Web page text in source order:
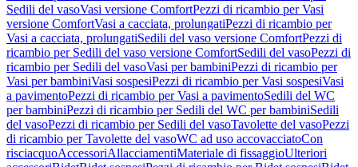
Sedili del vasoVasi versione ComfortPezzi di ricambio per Vasi
versione ComfortVasi a cacciata, prolungatiPezzi di ricambio per
Vasi a cacciata, prolungatiSedili del vaso versione ComfortPezzi di
ricambio per Sedili del vaso versione ComfortSedili del vasoPezzi di
ricambio per Sedili del vasoVasi per bambiniPezzi di ricambio per
Vasi per bambiniVasi sospesiPezzi di ricambio per Vasi sospesiVasi
a pavimentoPezzi di ricambio per Vasi a pavimentoSedili del WC
per bambiniPezzi di ricambio per Sedili del WC per bambiniSedili
del vasoPezzi di ricambio per Sedili del vasoTavolette del vasoPezzi
di ricambio per Tavolette del vasoWC ad uso accovacciatoCon
risciacquoAccessoriAllacciamentiMateriale di fissaggioUlteriori